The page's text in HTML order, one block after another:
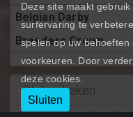
Statiestieken
Deze site maakt
surfervaring te
spelen op uw
voorkeuren. Door
deze cookies.
Sluiten